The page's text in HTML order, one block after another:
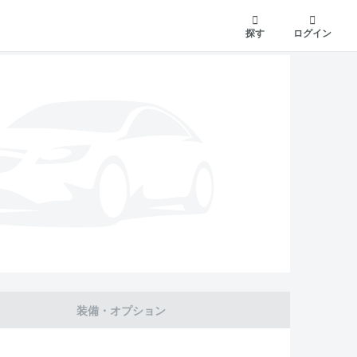
探す
ログイン
装備・オプション